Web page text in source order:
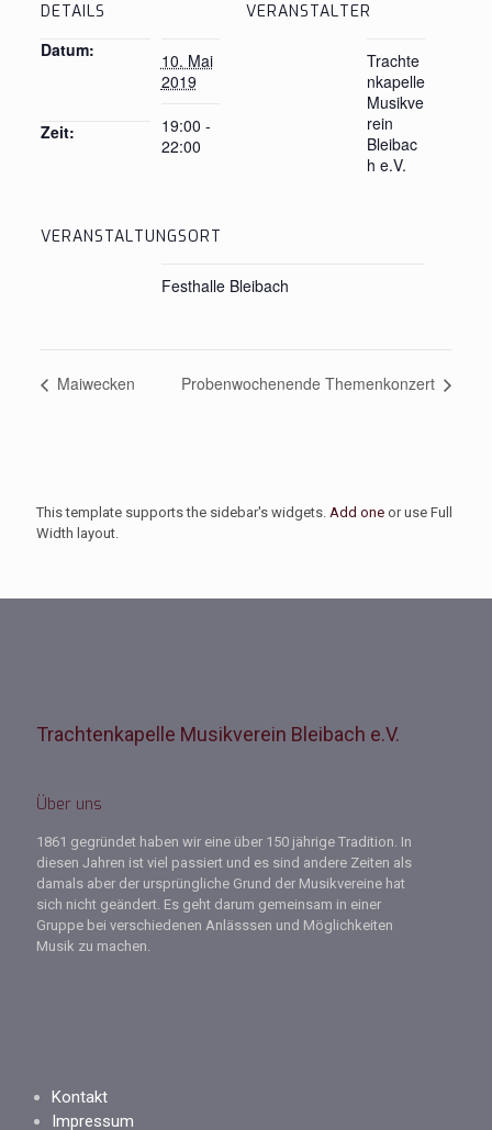
DETAILS
Datum:
10. Mai
2019
Zeit:
19:00 -
22:00
VERANSTALTUNGSORT
Festhalle Bleibach
VERANSTALTER
Trachte
nkapelle
Musikve
rein
Bleibac
h e.V.
Maiwecken Probenwochenende Themenkonzert
This template supports the sidebar's widgets. Add one or use Full
Width layout.
Trachtenkapelle Musikverein Bleibach e.V.
Über uns
1861 gegründet haben wir eine über 150 jährige Tradition. In
diesen Jahren ist viel passiert und es sind andere Zeiten als
damals aber der ursprüngliche Grund der Musikvereine hat
sich nicht geändert. Es geht darum gemeinsam in einer
Gruppe bei verschiedenen Anlässsen und Möglichkeiten
Musik zu machen.
Kontakt
Impressum